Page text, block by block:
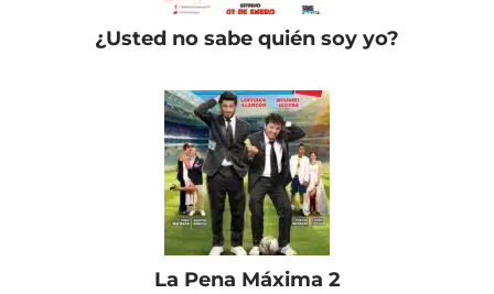
¿Usted no sabe quién soy yo?
La Pena Máxima 2